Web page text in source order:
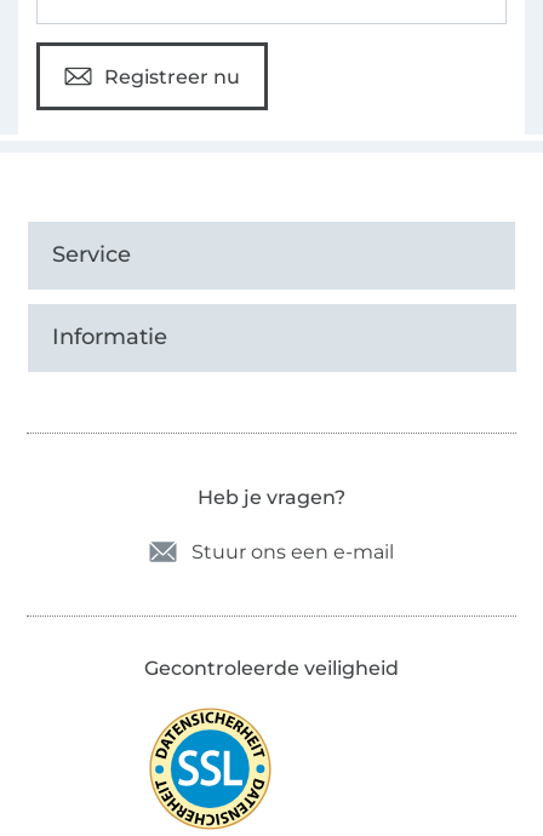
Registreer nu
Service
Informatie
Heb je vragen?
Stuur ons een e-mail
Gecontroleerde veiligheid